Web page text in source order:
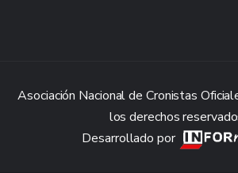
Asociación Nacional de Cronistas
los derechos
Desarrollado por